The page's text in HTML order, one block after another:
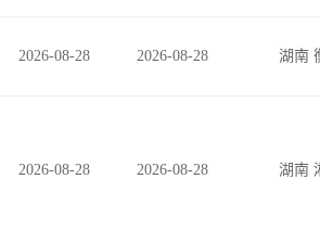
2026-08-28 2026-08-28 湖南
2026-08-28 2026-08-28 湖南